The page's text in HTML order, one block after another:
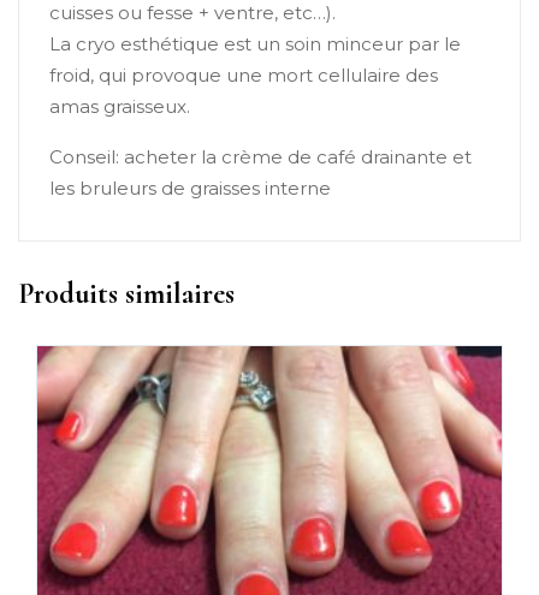
cuisses ou fesse + ventre, etc…).
La cryo esthétique est un soin minceur par le
froid, qui provoque une mort cellulaire des
amas graisseux.
Conseil: acheter la crème de café drainante et
les bruleurs de graisses interne
Produits similaires